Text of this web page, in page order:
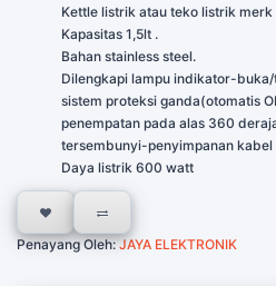
Kettle listrik atau teko listrik merk
Kapasitas 1,5lt .
Bahan stainless steel.
Dilengkapi lampu indikator-
sistem proteksi ganda(otomatis
penempatan pada alas 360
tersembunyi-penyimpanan kabel
Daya listrik 600 watt
Penayang Oleh:JAYA ELEKTRONIK